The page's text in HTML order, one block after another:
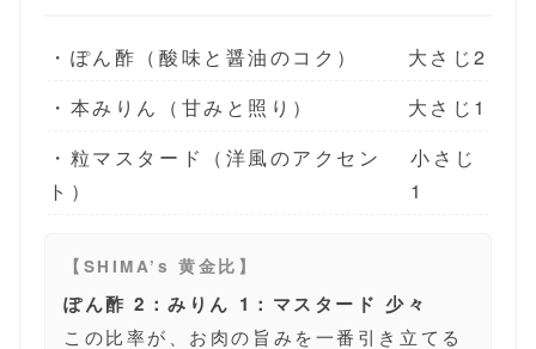
・ぽん酢（酸味と醤油のコク）
大さじ2
・本みりん（甘みと照り）
大さじ1
・粒マスタード（洋風のアクセン
ト）
小さじ
1
【SHIMA’s 黄金比】
ぽん酢 2：みりん 1：マスタード 少々
この比率が、お肉の旨みを一番引き立てる